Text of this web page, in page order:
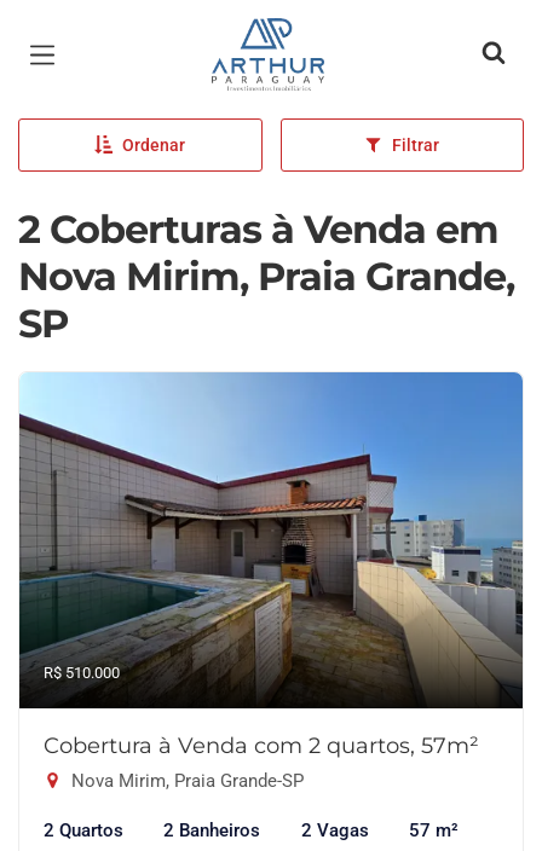
Página inicial
Ordenar Filtrar
2 Coberturas à Venda em
Nova Mirim, Praia Grande,
SP
R$ 510.000
Cobertura à Venda com 2 quartos, 57m²
Nova Mirim, Praia Grande-SP
2 Quartos 2 Banheiros 2 Vagas 57 m²